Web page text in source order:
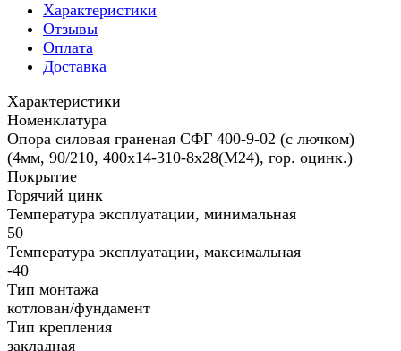
Характеристики
Отзывы
Оплата
Доставка
Характеристики
Номенклатура
Опора силовая граненая СФГ 400-9-02 (с лючком)
(4мм, 90/210, 400х14-310-8х28(М24), гор. оцинк.)
Покрытие
Горячий цинк
Температура эксплуатации, минимальная
50
Температура эксплуатации, максимальная
-40
Тип монтажа
котлован/фундамент
Тип крепления
закладная